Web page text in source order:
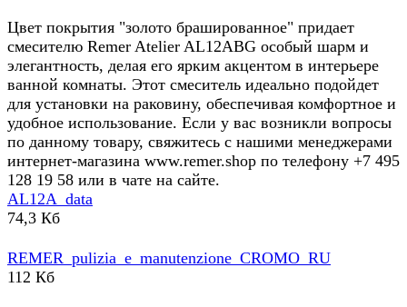
Цвет покрытия "золото брашированное" придает
смесителю Remer Atelier AL12ABG особый шарм и
элегантность, делая его ярким акцентом в интерьере
ванной комнаты. Этот смеситель идеально подойдет
для установки на раковину, обеспечивая комфортное и
удобное использование. Если у вас возникли вопросы
по данному товару, свяжитесь с нашими менеджерами
интернет-магазина www.remer.shop по телефону +7 495
128 19 58 или в чате на сайте.
AL12A_data
74,3 Кб
REMER_pulizia_e_manutenzione_CROMO_RU
112 Кб